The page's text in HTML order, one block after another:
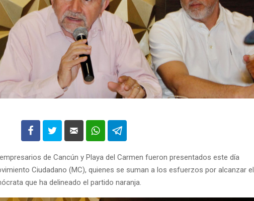
de Cancún y Playa del Carmen fueron presentados este día
Ciudadano (MC), quienes se suman a los esfuerzos por alcanzar el
que ha delineado el partido naranja.